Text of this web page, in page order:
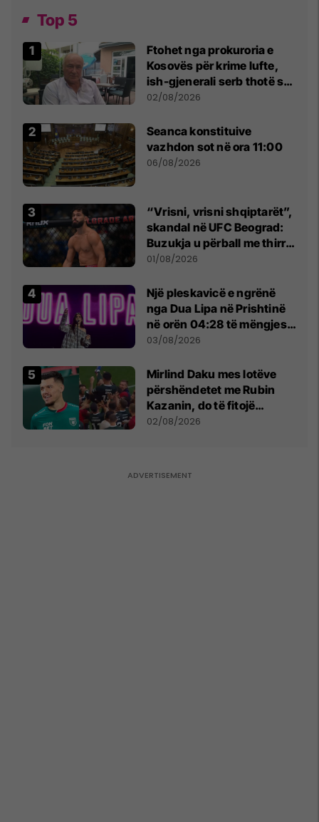
Top 5
Ftohet nga prokuroria e
Kosovës për krime lufte,
ish-gjenerali serb thotë se
dikush e tradhtoi në
02/08/2026
Seanca konstituive
vazhdon sot në ora 11:00
06/08/2026
“Vrisni, vrisni shqiptarët”,
skandal në UFC Beograd:
Buzukja u përball me thirrje
anti-shqiptare nga
01/08/2026
Një pleskavicë e ngrënë
nga Dua Lipa në Prishtinë
në orën 04:28 të mëngjesit
- dhe bota digjitale serbe
03/08/2026
Mirlind Daku mes lotëve
përshëndetet me Rubin
Kazanin, do të fitojë
miliona te Spartak Moska
02/08/2026